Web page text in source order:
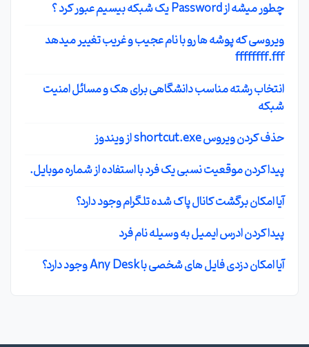
چطور میشه از Password یک شبکه بیسیم عبور کرد ؟
ویروسی که پوشه ها رو با نام عجیب و غریب تغییر میدهد
ffffffff.fff
انتخاب رشته مناسب دانشگاهی برای هک و مسائل امنیت
شبکه
حذف کردن ویروس shortcut.exe از ویندوز
پیدا کردن موقعیت نسبی یک فرد با استفاده از شماره موبایل.
آیا امکان برگشت کانال پاک شده تلگرام وجود دارد؟
پیدا کردن ادرس ایمیل به وسیله نام فرد
آیا امکان دزدی فایل های شخصی با Any Desk وجود دارد؟